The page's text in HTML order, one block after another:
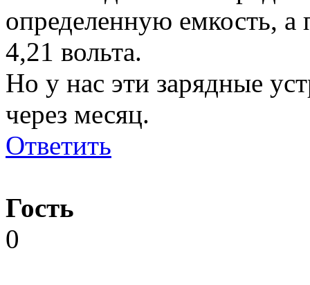
определенную емкость,
4,21 вольта.
Но у нас эти зарядные
через месяц.
Ответить
Гость
0